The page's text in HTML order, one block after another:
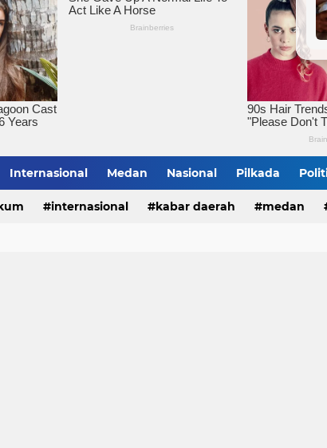
Internasional Medan Nasional Pilkada
internasional kabar daerah medan